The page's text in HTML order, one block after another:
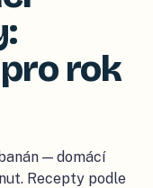
rok
— domácí
Recepty podle